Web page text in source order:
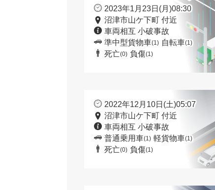
2023年1月23日(月)08:30
沼津市山ケ下町 付近
車両相互 小破事故
準中型貨物車(1) 自転車(1)
死亡(0) 負傷(1)
2022年12月10日(土)05:07
沼津市山ケ下町 付近
車両相互 小破事故
普通乗用車(1) 軽貨物車(1)
死亡(0) 負傷(1)